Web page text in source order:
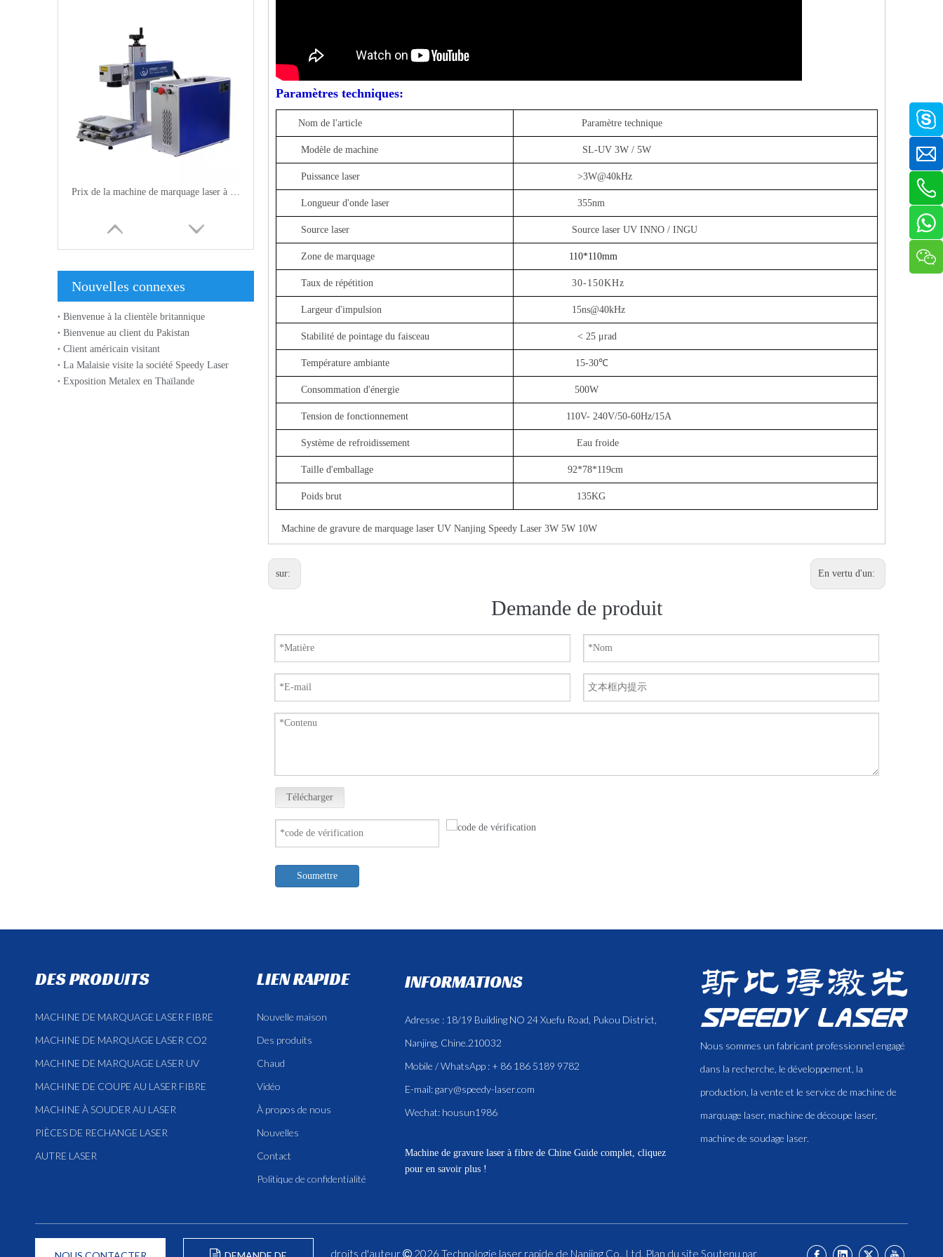
Prix ​​de la machine de marquage laser à fibre IPG YLP-V2 20W / 30W 50W
Nouvelles connexes
Bienvenue à la clientèle britannique
Bienvenue au client du Pakistan
Client américain visitant
La Malaisie visite la société Speedy Laser
Exposition Metalex en Thaïlande
Paramètres techniques:
Nom de l'article Paramètre technique
Modèle de machine SL-UV 3W / 5W
Puissance laser >3W@40kHz
Longueur d'onde laser 355nm
Source laser Source laser UV INNO / INGU
Zone de marquage 110*110mm
Taux de répétition 30-150KHz
Largeur d'impulsion 15ns@40kHz
Stabilité de pointage du faisceau < 25 μrad
Température ambiante 15-30℃
Consommation d'énergie 500W
Tension de fonctionnement 110V- 240V/50-60Hz/15A
Système de refroidissement Eau froide
Taille d'emballage 92*78*119cm
Poids brut 135KG
Machine de gravure de marquage laser UV Nanjing Speedy Laser 3W 5W 10W
sur: En vertu d'un:
Demande de produit
Télécharger
Soumettre
DES PRODUITS
MACHINE DE MARQUAGE LASER FIBRE
MACHINE DE MARQUAGE LASER CO2
MACHINE DE MARQUAGE LASER UV
MACHINE DE COUPE AU LASER FIBRE
MACHINE À SOUDER AU LASER
PIÈCES DE RECHANGE LASER
AUTRE LASER
LIEN RAPIDE
Nouvelle maison
Des produits
Chaud
Vidéo
À propos de nous
Nouvelles
Contact
Politique de confidentialité
INFORMATIONS
Adresse : 18/19 Building NO 24 Xuefu Road, Pukou District,
Nanjing, Chine.210032
Mobile / WhatsApp : + 86 186 5189 9782
E-mail:gary@speedy-laser.com
Wechat: housun1986
Machine de gravure laser à fibre de Chine Guide complet, cliquez
pour en savoir plus !
Nous sommes un fabricant professionnel engagé
dans la recherche, le développement, la
production, la vente et le service de machine de
marquage laser, machine de découpe laser,
machine de soudage laser.
droits d'auteur 2026 Technologie laser rapide de Nanjing Co., Ltd. Plan du site Soutenu par